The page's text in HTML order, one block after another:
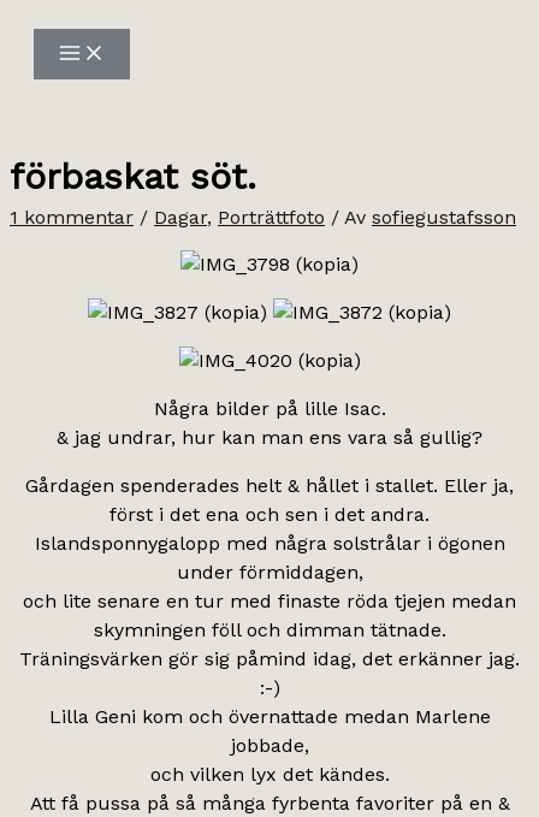
innehåll
förbaskat söt.
1 kommentar / Dagar, Porträttfoto / Av sofiegustafsson
Några bilder på lille Isac.
& jag undrar, hur kan man ens vara så gullig?
Gårdagen spenderades helt & hållet i stallet. Eller ja,
först i det ena och sen i det andra.
Islandsponnygalopp med några solstrålar i ögonen
under förmiddagen,
och lite senare en tur med finaste röda tjejen medan
skymningen föll och dimman tätnade.
Träningsvärken gör sig påmind idag, det erkänner jag.
:-)
Lilla Geni kom och övernattade medan Marlene
jobbade,
och vilken lyx det kändes.
Att få pussa på så många fyrbenta favoriter på en &